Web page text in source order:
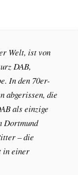
Welt, ist von
DAB,
In den 70er-
abgerissen, die
als einzige
Dortmund
– die
in einer